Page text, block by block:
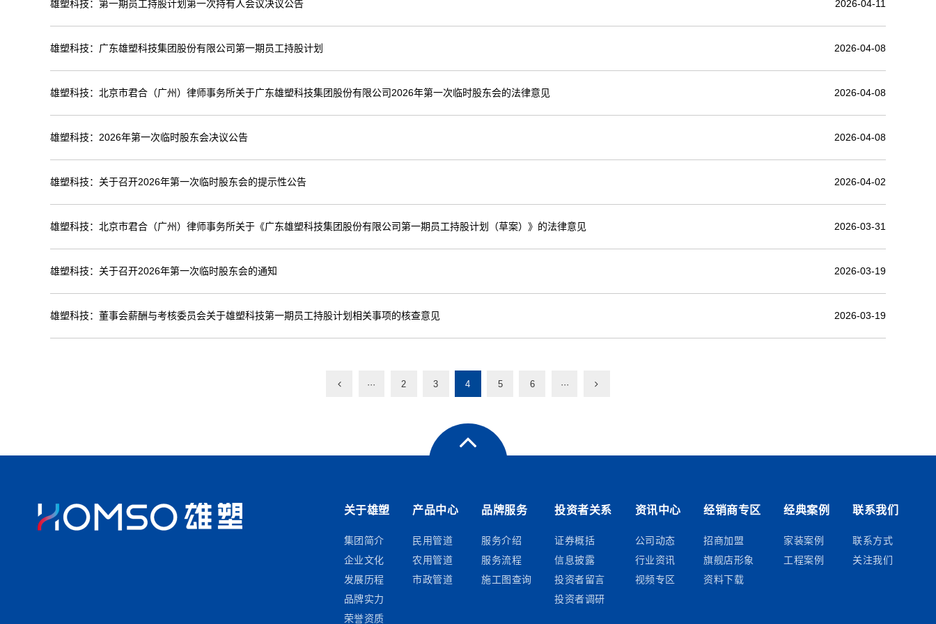
雄塑科技：第一期员工持股计划第一次持有人会议决议公告 2026-04-11
雄塑科技：广东雄塑科技集团股份有限公司第一期员工持股计划 2026-04-08
雄塑科技：北京市君合（广州）律师事务所关于广东雄塑科技集团股份有限公司2026年第一次临时股东会的法律意见 2026-04-08
雄塑科技：2026年第一次临时股东会决议公告 2026-04-08
雄塑科技：关于召开2026年第一次临时股东会的提示性公告 2026-04-02
雄塑科技：北京市君合（广州）律师事务所关于《广东雄塑科技集团股份有限公司第一期员工持股计划（草案）》的法律意见 2026-03-31
雄塑科技：关于召开2026年第一次临时股东会的通知 2026-03-19
雄塑科技：董事会薪酬与考核委员会关于雄塑科技第一期员工持股计划相关事项的核查意见 2026-03-19
··· 2 3 4 5 6 ···
关于雄塑
集团简介
企业文化
发展历程
品牌实力
荣誉资质
产品中心
民用管道
农用管道
市政管道
品牌服务
服务介绍
服务流程
施工图查询
投资者关系
证券概括
信息披露
投资者留言
投资者调研
资讯中心
公司动态
行业资讯
视频专区
经销商专区
招商加盟
旗舰店形象
资料下载
经典案例
家装案例
工程案例
联系我们
联系方式
关注我们